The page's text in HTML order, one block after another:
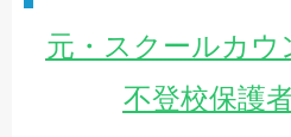
元・スクールカウ
不登校保護